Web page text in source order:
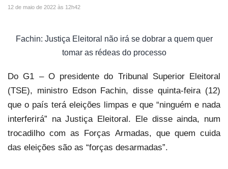
12 de maio de 2022 às 12h42
Fachin: Justiça Eleitoral não irá se dobrar a quem quer
tomar as rédeas do processo
Do G1 – O presidente do Tribunal Superior Eleitoral
(TSE), ministro Edson Fachin, disse quinta-feira (12)
que o país terá eleições limpas e que “ninguém e nada
interferirá” na Justiça Eleitoral. Ele disse ainda, num
trocadilho com as Forças Armadas, que quem cuida
das eleições são as “forças desarmadas”.